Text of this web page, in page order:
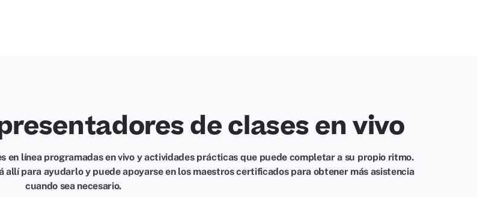
de clases en vivo
en línea programadas en vivo y actividades prácticas que puede completar a su propio ritmo.
para ayudarlo y puede apoyarse en los maestros certificados para obtener más asistencia
cuando sea necesario.